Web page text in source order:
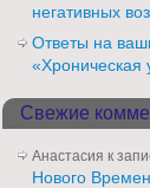
негативных
Ответы на
«Хроническая
Свежие
Анастасия к
Нового